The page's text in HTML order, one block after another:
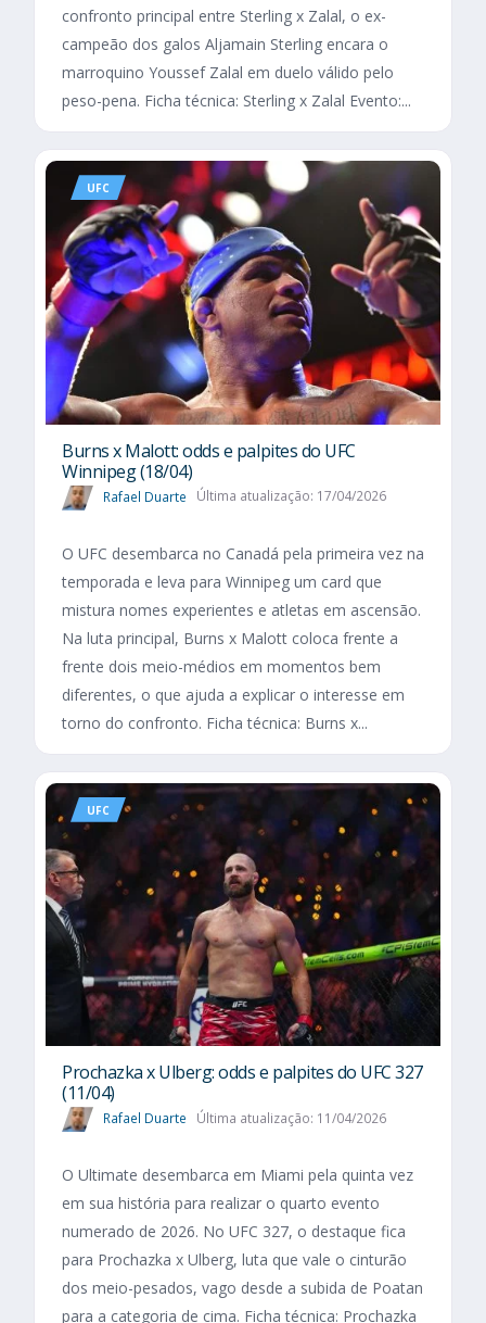
confronto principal entre Sterling x Zalal, o ex-
campeão dos galos Aljamain Sterling encara o
marroquino Youssef Zalal em duelo válido pelo
peso-pena. Ficha técnica: Sterling x Zalal Evento:...
UFC
Burns x Malott: odds e palpites do UFC
Winnipeg (18/04)
Rafael Duarte Última atualização: 17/04/2026
O UFC desembarca no Canadá pela primeira vez na
temporada e leva para Winnipeg um card que
mistura nomes experientes e atletas em ascensão.
Na luta principal, Burns x Malott coloca frente a
frente dois meio-médios em momentos bem
diferentes, o que ajuda a explicar o interesse em
torno do confronto. Ficha técnica: Burns x...
UFC
Prochazka x Ulberg: odds e palpites do UFC 327
(11/04)
Rafael Duarte Última atualização: 11/04/2026
O Ultimate desembarca em Miami pela quinta vez
em sua história para realizar o quarto evento
numerado de 2026. No UFC 327, o destaque fica
para Prochazka x Ulberg, luta que vale o cinturão
dos meio-pesados, vago desde a subida de Poatan
para a categoria de cima. Ficha técnica: Prochazka